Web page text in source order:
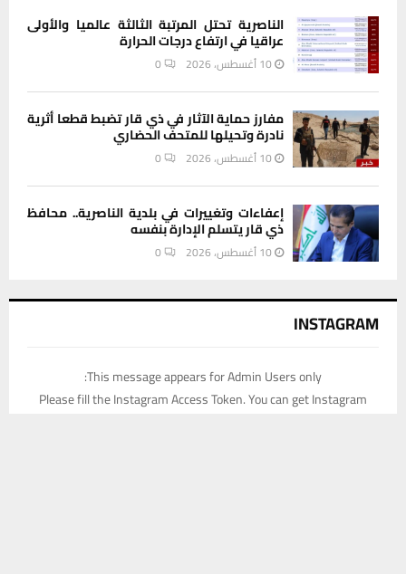
الناصرية تحتل المرتبة الثالثة عالميا والأولى
عراقيا في ارتفاع درجات الحرارة
10 أغسطس، 2026 0
مفارز حماية الآثار في ذي قار تضبط قطعا أثرية
نادرة وتحيلها للمتحف الحضاري
10 أغسطس، 2026 0
إعفاءات وتغييرات في بلدية الناصرية.. محافظ
ذي قار يتسلم الإدارة بنفسه
10 أغسطس، 2026 0
INSTAGRAM
This message appears for Admin Users only:
Please fill the Instagram Access Token. You can get Instagram